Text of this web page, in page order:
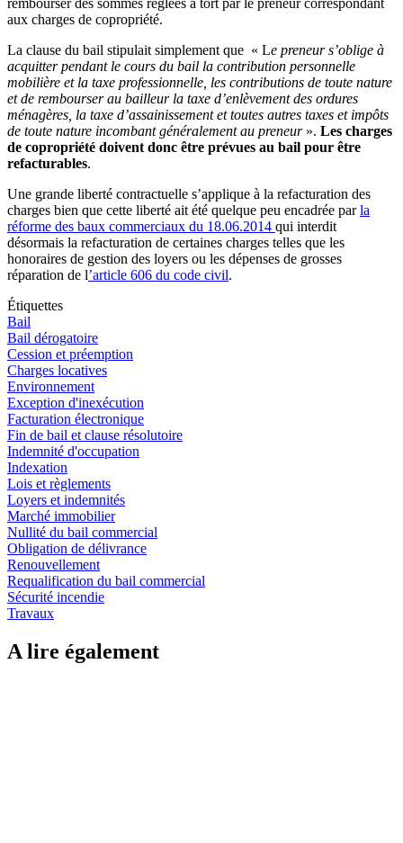
rembourser des sommes réglées à tort par le preneur correspondant
aux charges de copropriété.
La clause du bail stipulait simplement que « Le preneur s’oblige à
acquitter pendant le cours du bail la contribution personnelle
mobilière et la taxe professionnelle, les contributions de toute nature
et de rembourser au bailleur la taxe d’enlèvement des ordures
ménagères, la taxe d’assainissement et toutes autres taxes et impôts
de toute nature incombant généralement au preneur ». Les charges
de copropriété doivent donc être prévues au bail pour être
refacturables.
Une grande liberté contractuelle s’applique à la refacturation des
charges bien que cette liberté ait été quelque peu encadrée parla
réforme des baux commerciaux du 18.06.2014 qui interdit
désormais la refacturation de certaines charges telles que les
honoraires de gestion des loyers ou les dépenses de grosses
réparation de l’article 606 du code civil.
Étiquettes
Bail
Bail dérogatoire
Cession et préemption
Charges locatives
Environnement
Exception d'inexécution
Facturation électronique
Fin de bail et clause résolutoire
Indemnité d'occupation
Indexation
Lois et règlements
Loyers et indemnités
Marché immobilier
Nullité du bail commercial
Obligation de délivrance
Renouvellement
Requalification du bail commercial
Sécurité incendie
Travaux
A lire également